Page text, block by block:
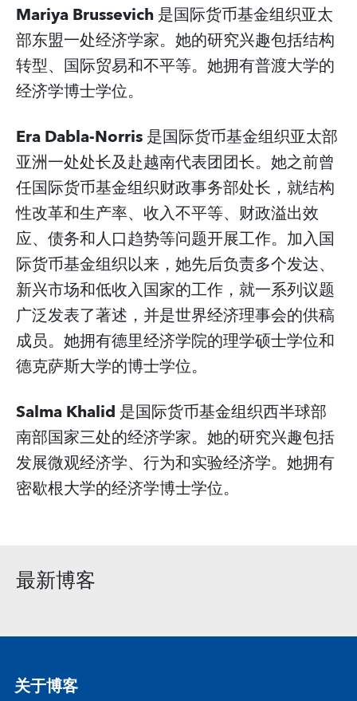
Mariya Brussevich是国际货币基金组织亚太
部东盟一处经济学家。她的研究兴趣包括结构
转型、国际贸易和不平等。她拥有普渡大学的
经济学博士学位。
Era Dabla-Norris是国际货币基金组织亚太部
亚洲一处处长及赴越南代表团团长。她之前曾
任国际货币基金组织财政事务部处长，就结构
性改革和生产率、收入不平等、财政溢出效
应、债务和人口趋势等问题开展工作。加入国
际货币基金组织以来，她先后负责多个发达、
新兴市场和低收入国家的工作，就一系列议题
广泛发表了著述，并是世界经济理事会的供稿
成员。她拥有德里经济学院的理学硕士学位和
德克萨斯大学的博士学位。
Salma Khalid是国际货币基金组织西半球部
南部国家三处的经济学家。她的研究兴趣包括
发展微观经济学、行为和实验经济学。她拥有
密歇根大学的经济学博士学位。
最新博客
关于博客